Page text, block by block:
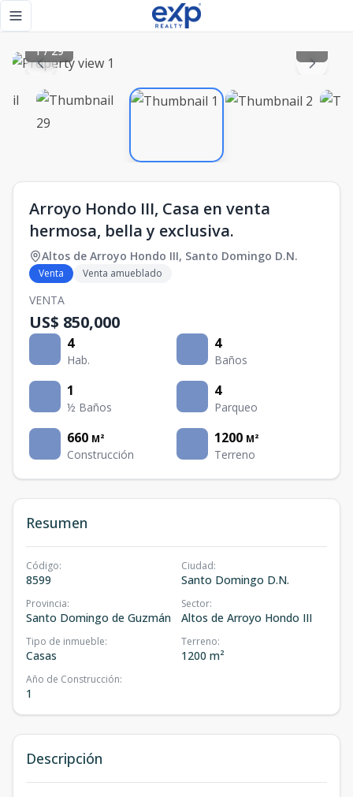
Toggle navigation menu
1/29
Arroyo Hondo III, Casa en venta
hermosa, bella y exclusiva.
Altos de Arroyo Hondo III, Santo Domingo D.N.
Venta Venta amueblado
VENTA
US$ 850,000
4
Hab.
4
Baños
1
½ Baños
4
Parqueo
660 M²
Construcción
1200 M²
Terreno
Resumen
Código:
8599
Ciudad:
Santo Domingo D.N.
Provincia:
Santo Domingo de Guzmán
Sector:
Altos de Arroyo Hondo III
Tipo de inmueble:
Casas
Terreno:
1200 m²
Año de Construcción:
1
Descripción
Arroyo Hondo III, Casa en venta hermosa, bella y exclusiva.